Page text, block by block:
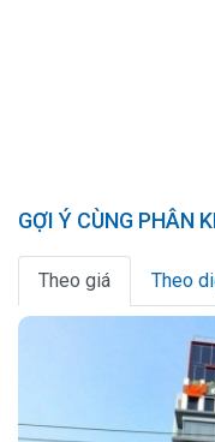
GỢI Ý CÙNG PHÂN
Theo giá Theo